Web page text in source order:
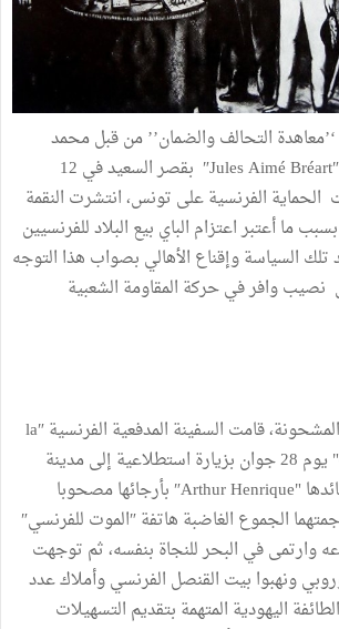
التحالف والضمان’’ من قبل محمد
الصادق باي و الجنرال″Jules Aimé Bréart″ بقصر السعيد في 12
فرضت الحماية الفرنسية على تونس، انتشرت النقمة
ما أعتبر اعتزام الباي بيع البلاد للفرنسيين
تلك السياسة وإقناع الأهالي بصواب هذا التوجه
وافر في حركة المقاومة الشعبية
في ظل هذه الظروف المشحونة، قامت السفينة المدفعية الفرنسية ″la
canonnière le Chacal" يوم 28 جوان بزيارة استطلاعية إلى مدينة
صفاقس حيث طاف قائدها "Arthur Henrique″ بأرجائها مصحوبا
الجموع الغاضبة هاتفة ″الموت للفرنسي″
وارتمى في البحر للنجاة بنفسه، ثم توجهت
ونهبوا بيت القنصل الفرنسي وأملاك عدد
اليهودية المتهمة بتقديم التسهيلات